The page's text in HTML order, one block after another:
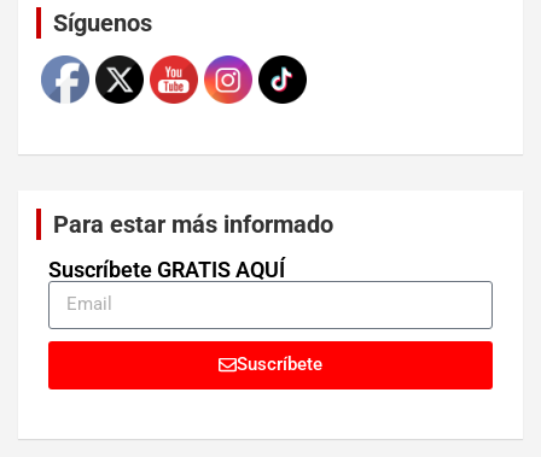
Síguenos
Para estar más informado
Suscríbete GRATIS AQUÍ
Suscríbete